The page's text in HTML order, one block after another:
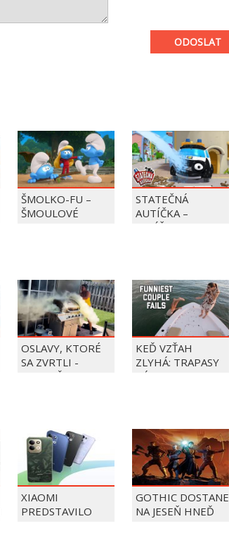
ODOSLAT
ŠMOLKO-FU –
ŠMOULOVÉ
STATEČNÁ
AUTÍČKA –
BALÍČEK PIERRE
OSLAVY, KTORÉ
SA ZVRTLI -
NAJLEPŠIE
KEĎ VZŤAH
ZLYHÁ: TRAPASY
PÁROV
XIAOMI
PREDSTAVILO
GOTHIC DOSTANE
NA JESEŇ HNEĎ